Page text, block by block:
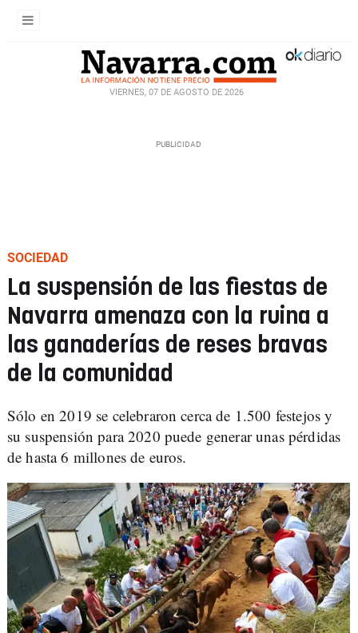
VIERNES, 07 DE AGOSTO DE 2026
SOCIEDAD
La suspensión de las fiestas de
Navarra amenaza con la ruina a
las ganaderías de reses bravas
de la comunidad
Sólo en 2019 se celebraron cerca de 1.500 festejos y
su suspensión para 2020 puede generar unas pérdidas
de hasta 6 millones de euros.